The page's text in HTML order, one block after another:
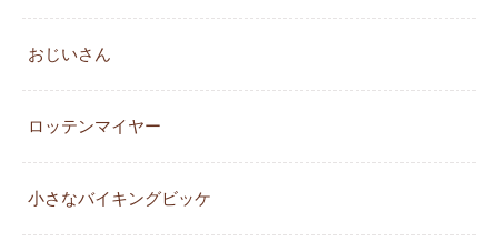
おじいさん
ロッテンマイヤー
小さなバイキングビッケ